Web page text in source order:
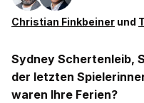
Christian Finkbeiner und
Sydney Schertenleib,
der letzten
waren Ihre Ferien?